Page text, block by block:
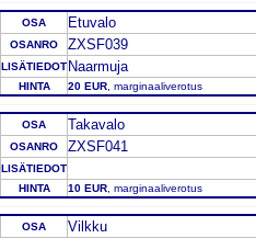
OSA Etuvalo
OSANRO ZXSF039
LISÄTIEDOT Naarmuja
HINTA 20 EUR , marginaaliverotus
OSA Takavalo
OSANRO ZXSF041
LISÄTIEDOT
HINTA
10 EUR , marginaaliverotus
OSA Vilkku